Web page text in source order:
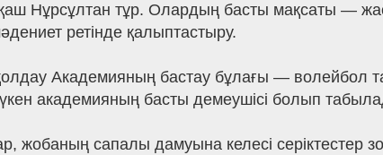
Нұрсұлтан тұр. Олардың басты мақсаты —
ретінде қалыптастыру.
Академияның бастау бұлағы — волейбол
академияның басты демеушісі болып
жобаның сапалы дамуына келесі серіктестер